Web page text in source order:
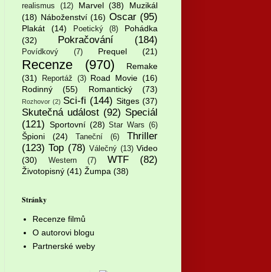
realismus
(12) Marvel (38)
Muzikál
(18) Náboženství (16) Oscar (95)
Plakát (14) Poetický (8)
Pohádka
(32)
Pokračování (184)
Povídkový (7) Prequel (21)
Recenze (970)
Remake
(31)
Reportáž (3) Road Movie (16)
Rodinný
(55) Romantický (73)
Rozhovor (2) Sci-fi (144) Sitges (37)
Skutečná událost (92) Speciál
(121) Sportovní (28) Star Wars (6)
Špioni (24) Taneční (6)
Thriller
(123) Top (78) Válečný (13) Video
(30)
Western (7) WTF (82)
Životopisný (41) Žumpa (38)
Stránky
Recenze filmů
O autorovi blogu
Partnerské weby